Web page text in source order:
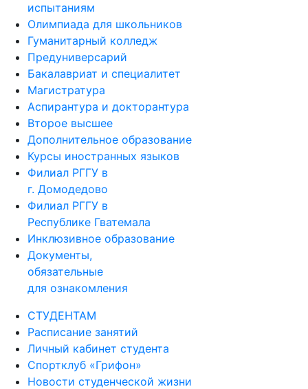
испытаниям
Олимпиада для школьников
Гуманитарный колледж
Предуниверсарий
Бакалавриат и специалитет
Магистратура
Аспирантура и докторантура
Второе высшее
Дополнительное образование
Курсы иностранных языков
Филиал РГГУ в
г. Домодедово
Филиал РГГУ в
Республике Гватемала
Инклюзивное образование
Документы,
обязательные
для ознакомления
СТУДЕНТАМ
Расписание занятий
Личный кабинет студента
Спортклуб «Грифон»
Новости студенческой жизни